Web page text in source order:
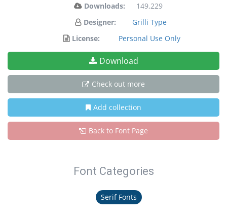
Downloads:
149,229
Designer:
Grilli Type
License:
Personal Use Only
Download
Check out more
Add collection
Back to Font Page
Font Categories
Serif Fonts